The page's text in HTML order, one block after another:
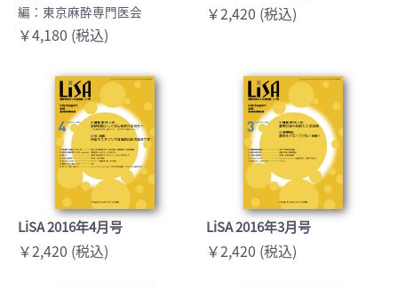
編：東京麻酔専門医会
￥4,180 (税込)
￥2,420 (税込)
LiSA 2016年4月号
￥2,420 (税込)
LiSA 2016年3月号
￥2,420 (税込)